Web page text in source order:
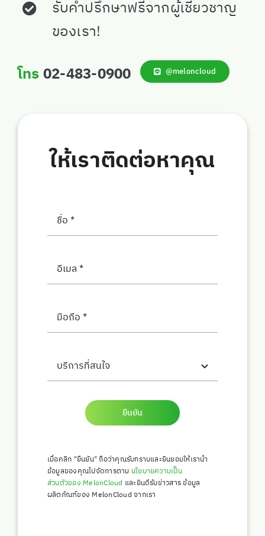
รับคำปรึกษาฟรีจากผู้เชี่ยวชาญ
ของเรา!
โทร02-483-0900 @meloncloud
ให้เราติดต่อหาคุณ
ยืนยัน
เมื่อคลิก "ยืนยัน" ถือว่าคุณรับทราบและยินยอมให้เรานำ
ข้อมูลของคุณไปจัดการตาม นโยบายความเป็น
ส่วนตัวของ MelonCloud และยินดีรับข่าวสาร ข้อมูล
ผลิตภัณฑ์ของ MelonCloud จากเรา